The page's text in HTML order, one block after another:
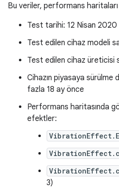
Bu veriler, performans
Test tarihi: 12 Nisan 2020
Test edilen cihaz modeli
Test edilen cihaz üreticisi
Cihazın piyasaya
fazla 18 ay önce
Performans haritasında
efektler:
3)